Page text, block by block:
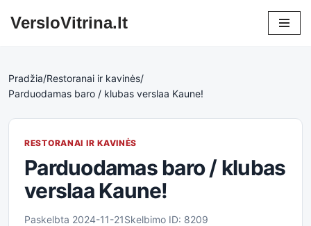
VersloVitrina.lt
Pradžia/Restoranai ir kavinės/
Parduodamas baro / klubas verslaa Kaune!
RESTORANAI IR KAVINĖS
Parduodamas baro / klubas
verslaa Kaune!
Paskelbta 2024-11-21Skelbimo ID: 8209